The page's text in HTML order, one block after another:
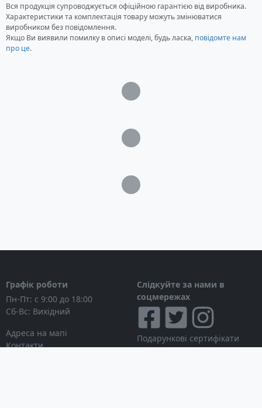
Кількість режимів яскравості: 8 режимів
Відбивач: Текстурований параболічний
Стробоскоп: Є
Комплектація ліхтаря Fenix ​​TK40
Запасні прокладки та накладка на кнопку
Вся продукція супроводжується офіційною гарантією від виробника.
Характеристики та комплектація товару можуть змінюватися
виробником без повідомлення.
Якщо Ви виявили помилку в описі моделі, будь ласка, повідомте нам
про це.
Загрузка...
Загрузка...
Загрузка...
Графік роботи
Пн-Пт: с 9:00 до 18:00
Сб-Вс: Вихідний
Адреса на мапі
Контакти
Слідкуйте за нами в
соцмережах
Подарункові сертифікати
Дисконтні картки